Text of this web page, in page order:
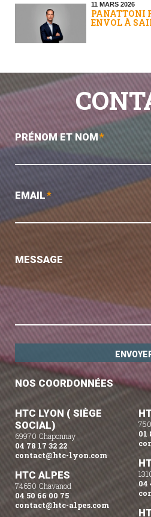
11 MARS 2026
PANATTONI
ENVOL À
PRÉNOM ET NOM*
EMAIL*
MESSAGE
NOS COORDONNÉES
HTC LYON ( SIÈGE
SOCIAL)
69970 Chaponnay
04 78 17 32 22
contact@htc-lyon.com
HTC ALPES
74650 Chavanod
04 50 66 00 75
contact@htc-alpes.com
01
04